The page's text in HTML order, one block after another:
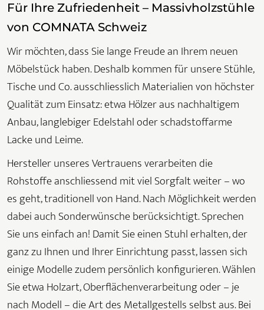
Für Ihre Zufriedenheit – Massivholzstühle
von COMNATA Schweiz
Wir möchten, dass Sie lange Freude an Ihrem neuen
Möbelstück haben. Deshalb kommen für unsere Stühle,
Tische und Co. ausschliesslich Materialien von höchster
Qualität zum Einsatz: etwa Hölzer aus nachhaltigem
Anbau, langlebiger Edelstahl oder schadstoffarme
Lacke und Leime.
Hersteller unseres Vertrauens verarbeiten die
Rohstoffe anschliessend mit viel Sorgfalt weiter – wo
es geht, traditionell von Hand. Nach Möglichkeit werden
dabei auch Sonderwünsche berücksichtigt. Sprechen
Sie uns einfach an! Damit Sie einen Stuhl erhalten, der
ganz zu Ihnen und Ihrer Einrichtung passt, lassen sich
einige Modelle zudem persönlich konfigurieren. Wählen
Sie etwa Holzart, Oberflächenverarbeitung oder – je
nach Modell – die Art des Metallgestells selbst aus. Bei